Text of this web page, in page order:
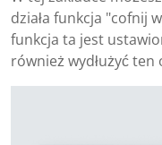
działa funkcja "cofnij
funkcja ta jest
również wydłużyć